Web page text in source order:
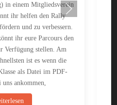
in einem Mitgliedsverein
ihr helfen den Rally
und zu verbessern.
ihr eure Parcours den
Verfügung stellen. Am
ist es wenn die
als Datei im PDF-
ankommen,